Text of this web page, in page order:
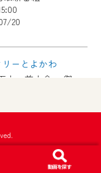
20
ーとよかわ
新番組
13
ーとよかわ
なりま
含むCCNetの
IDです。
ルアドレス